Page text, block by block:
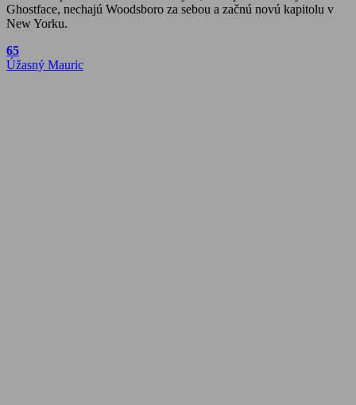
Ghostface, nechajú Woodsboro za sebou a začnú novú kapitolu v
New Yorku.
Navigácia
v
Previous
Post:
65
Next
Úžasný Mauric